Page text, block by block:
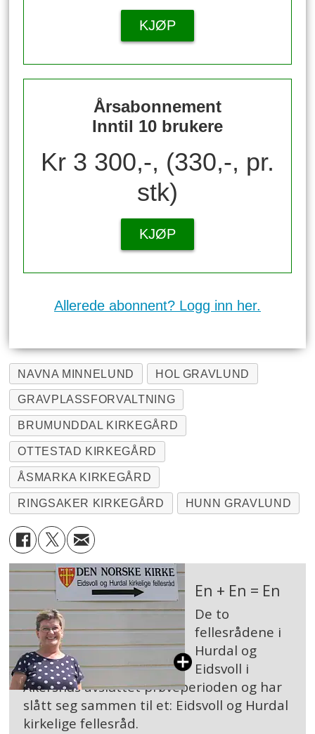
KJØP
Årsabonnement
Inntil 10 brukere
Kr 3 300,-, (330,-, pr.
stk)
KJØP
Allerede abonnent? Logg inn her.
NAVNA MINNELUND HOL GRAVLUND
GRAVPLASSFORVALTNING
BRUMUNDDAL KIRKEGÅRD
OTTESTAD KIRKEGÅRD
ÅSMARKA KIRKEGÅRD
RINGSAKER KIRKEGÅRD HUNN GRAVLUND
En + En = En
De to
fellesrådene i
Hurdal og
Eidsvoll i
Akershus avsluttet prøveperioden og har
slått seg sammen til et: Eidsvoll og Hurdal
kirkelige fellesråd.